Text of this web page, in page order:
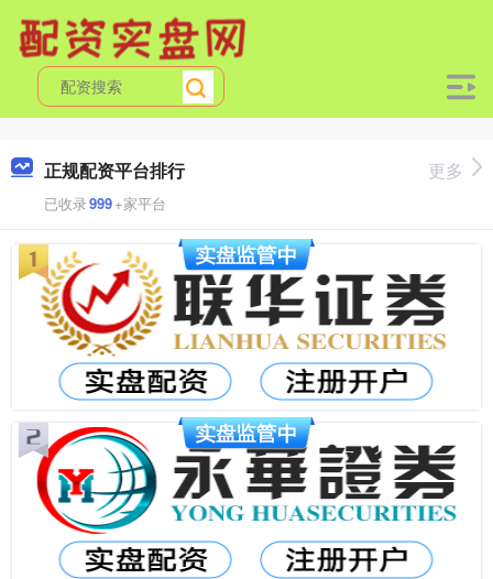
正规配资平台排行
已收录999+家平台
更多